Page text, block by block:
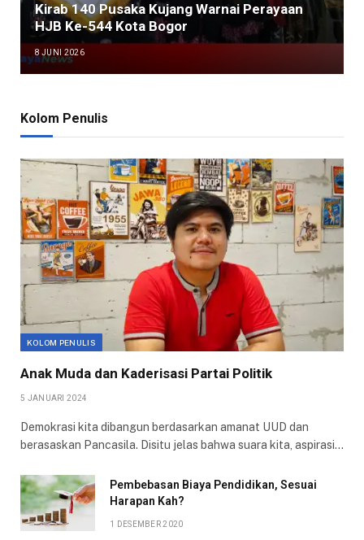
Kirab 140 Pusaka Kujang Warnai Perayaan
HJB Ke-544 Kota Bogor
8 JUNI 2026
Kolom Penulis
KOLOM PENULIS
Anak Muda dan Kaderisasi Partai Politik
5 JANUARI 2024
Demokrasi kita dibangun berdasarkan amanat UUD dan
berasaskan Pancasila. Disitu jelas bahwa suara kita, aspirasi…
Pembebasan Biaya Pendidikan, Sesuai
Harapan Kah?
1 DESEMBER 2020